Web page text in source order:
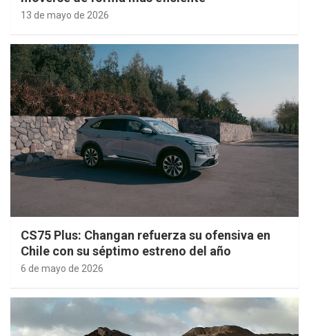
13 de mayo de 2026
CS75 Plus: Changan refuerza su ofensiva en
Chile con su séptimo estreno del año
6 de mayo de 2026